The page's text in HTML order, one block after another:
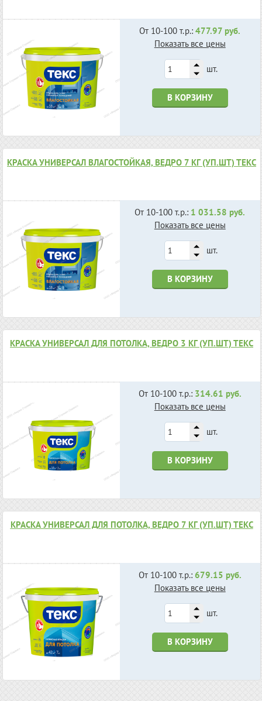
От 10-100 т.р.:477.97 руб.
Показать все цены
шт.
В КОРЗИНУ
КРАСКА УНИВЕРСАЛ ВЛАГОСТОЙКАЯ, ВЕДРО 7 КГ (УП.ШТ) ТЕКС
От 10-100 т.р.: 1 031.58 руб.
Показать все цены
шт.
В КОРЗИНУ
КРАСКА УНИВЕРСАЛ ДЛЯ ПОТОЛКА, ВЕДРО 3 КГ (УП.ШТ) ТЕКС
От 10-100 т.р.: 314.61 руб.
Показать все цены
шт.
В КОРЗИНУ
КРАСКА УНИВЕРСАЛ ДЛЯ ПОТОЛКА, ВЕДРО 7 КГ (УП.ШТ) ТЕКС
От 10-100 т.р.: 679.15 руб.
Показать все цены
шт.
В КОРЗИНУ